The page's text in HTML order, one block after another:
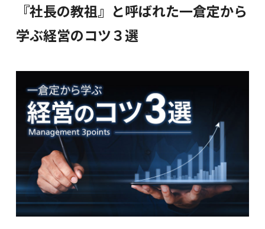
『社長の教祖』と呼ばれた一倉定から
学ぶ経営のコツ３選